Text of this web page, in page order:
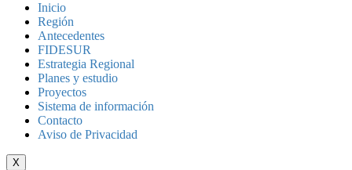
Inicio
Región
Antecedentes
FIDESUR
Estrategia Regional
Planes y estudio
Proyectos
Sistema de información
Contacto
Aviso de Privacidad
X